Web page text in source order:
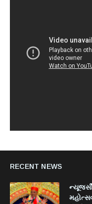
RECENT NEWS